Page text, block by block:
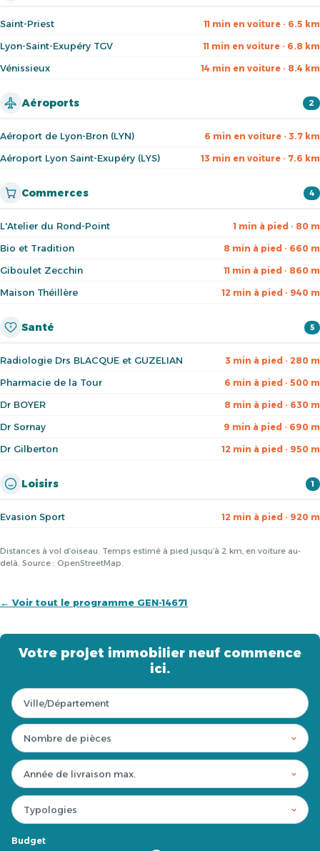
Saint-Priest 11 min en voiture · 6.5 km
Lyon-Saint-Exupéry TGV 11 min en voiture · 6.8 km
Vénissieux 14 min en voiture · 8.4 km
Aéroports 2
Aéroport de Lyon-Bron (LYN) 6 min en voiture · 3.7 km
Aéroport Lyon Saint-Exupéry (LYS) 13 min en voiture · 7.6 km
Commerces 4
L'Atelier du Rond-Point 1 min à pied · 80 m
Bio et Tradition 8 min à pied · 660 m
Giboulet Zecchin 11 min à pied · 860 m
Maison Théillère 12 min à pied · 940 m
Santé 5
Radiologie Drs BLACQUE et GUZELIAN 3 min à pied · 280 m
Pharmacie de la Tour 6 min à pied · 500 m
Dr BOYER 8 min à pied · 630 m
Dr Sornay 9 min à pied · 690 m
Dr Gilberton 12 min à pied · 950 m
Loisirs 1
Evasion Sport 12 min à pied · 920 m
Distances à vol d’oiseau. Temps estimé à pied jusqu’à 2 km, en voiture au-
delà. Source : OpenStreetMap.
← Voir tout le programme GEN-14671
Votre projet immobilier neuf commence
ici.
Budget